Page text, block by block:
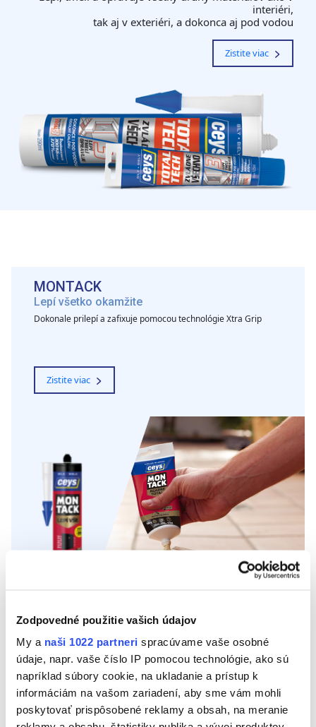
Zodpovedné použitie vašich údajov
My a naši 1022 partneri spracúvame vaše osobné
údaje, napr. vaše číslo IP pomocou technológie, ako sú
napríklad súbory cookie, na ukladanie a prístup k
informáciám na vašom zariadení, aby sme vám mohli
poskytovať prispôsobené reklamy a obsah, na meranie
interiéri,
tak aj v exteriéri, a dokonca aj pod vodou
Zistite viac
MONTACK
Lepí všetko okamžite
Dokonale prilepí a zafixuje pomocou technológie Xtra Grip
Zistite viac
MONTACK
Montážne pásky